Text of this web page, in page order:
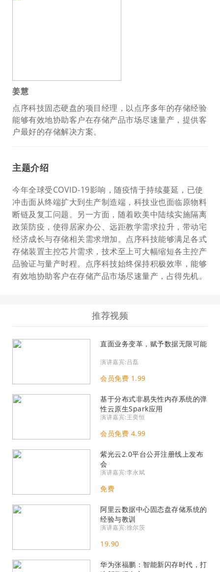
姜慧
点序科技固态硬盘的项目经理，以点序多年的存储经验
能够有效地协助客户在存储产品市场尽速量产，提供客
户最好的存储解决方案。
主题介绍
今年全球受COVID-19影响，随疫情于持续蔓延，已使
冲击面从终端扩大到生产制造端，科技业也面临原物料
断链及复工问题。另一方面，随着欧美中陆续实施隔离
政策防疫，使得居家办公、远距教学需求拉升，带动宅
经济成长与存储相关需求增加。点序科技能够满足各式
存储装置主控芯片需求，技术至上可大幅缩短各主控产
品验证与量产时程。点序科技始终保持积极效率，能够
有效地协助客户在存储产品市场尽速量产，占得先机。
推荐视频
直面业务变革，赋予数据无限可能
演讲嘉宾:吕磊
会员免费 1.99
基于分布式非易失性内存系统的弹
性云原生Spark应用
演讲嘉宾:王奕恒
会员免费 4.99
紫光云2.0平台公开注册线上发布
会
演讲嘉宾:李永斌
免费
阿里云数据中心固态盘存储系统的
经验与教训
演讲嘉宾:徐尔茨
19.90
华为张福鹏：智能新闪存时代，打